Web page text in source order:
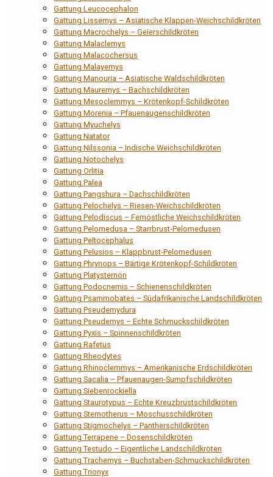
Gattung Leucocephalon
Gattung Lissemys – Asiatische Klappen-Weichschildkröten
Gattung Macrochelys – Geierschildkröten
Gattung Malaclemys
Gattung Malacochersus
Gattung Malayemys
Gattung Manouria – Asiatische Waldschildkröten
Gattung Mauremys – Bachschildkröten
Gattung Mesoclemmys – Krötenkopf-Schildkröten
Gattung Morenia – Pfauenaugenschildkröten
Gattung Myuchelys
Gattung Natator
Gattung Nilssonia – Indische Weichschildkröten
Gattung Notochelys
Gattung Orlitia
Gattung Palea
Gattung Pangshura – Dachschildkröten
Gattung Pelochelys – Riesen-Weichschildkröten
Gattung Pelodiscus – Fernöstliche Weichschildkröten
Gattung Pelomedusa – Starrbrust-Pelomedusen
Gattung Peltocephalus
Gattung Pelusios – Klappbrust-Pelomedusen
Gattung Phrynops – Bärtige Krötenkopf-Schildkröten
Gattung Platysternon
Gattung Podocnemis – Schienenschildkröten
Gattung Psammobates – Südafrikanische Landschildkröten
Gattung Pseudemydura
Gattung Pseudemys – Echte Schmuckschildkröten
Gattung Pyxis – Spinnenschildkröten
Gattung Rafetus
Gattung Rheodytes
Gattung Rhinoclemmys – Amerikanische Erdschildkröten
Gattung Sacalia – Pfauenaugen-Sumpfschildkröten
Gattung Siebenrockiella
Gattung Staurotypus – Echte Kreuzbrustschildkröten
Gattung Sternotherus – Moschusschildkröten
Gattung Stigmochelys – Pantherschildkröten
Gattung Terrapene – Dosenschildkröten
Gattung Testudo – Eigentliche Landschildkröten
Gattung Trachemys – Buchstaben-Schmuckschildkröten
Gattung Trionyx